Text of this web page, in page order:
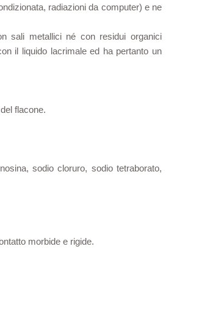
radiazioni da computer) e ne
sali metallici né con residui organici
il liquido lacrimale ed ha pertanto un
flacone.
sodio cloruro, sodio tetraborato,
morbide e rigide.